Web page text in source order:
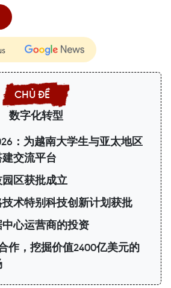
数字化转型
：为越南大学生与亚太地区
交流平台
区获批成立
术特别科技创新计划获批
心运营商的投资
作，挖掘价值2400亿美元的